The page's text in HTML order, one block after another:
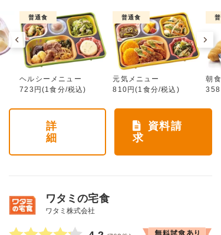
普通食
ヘルシーメニュー
723円(1食分/税込)
普通食
元気メニュー
810円(1食分/税込)
朝
詳
細
資料請
求
ワタミの宅食
ワタミ株式会社